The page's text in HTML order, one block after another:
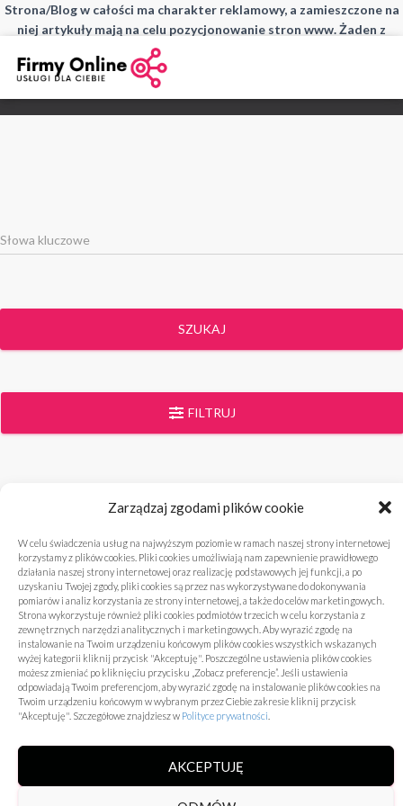
Zarządzaj zgodami plików cookie
W celu świadczenia usług na najwyższym poziomie w ramach naszej strony internetowej
korzystamy z plików cookies. Pliki cookies umożliwiają nam zapewnienie prawidłowego
działania naszej strony internetowej oraz realizację podstawowych jej funkcji, a po
uzyskaniu Twojej zgody, pliki cookies są przez nas wykorzystywane do dokonywania
pomiarów i analiz korzystania ze strony internetowej, a także do celów marketingowych.
Strona wykorzystuje również pliki cookies podmiotów trzecich w celu korzystania z
zewnętrznych narzędzi analitycznych i marketingowych. Aby wyrazić zgodę na
instalowanie na Twoim urządzeniu końcowym plików cookies wszystkich wskazanych
wyżej kategorii kliknij przycisk "Akceptuję". Poszczególne ustawienia plików cookies
możesz zmieniać po kliknięciu przycisku „Zobacz preferencje”. Jeśli ustawienia
odpowiadają Twoim preferencjom, aby wyrazić zgodę na instalowanie plików cookies na
Twoim urządzeniu końcowym w wybranym przez Ciebie zakresie kliknij przycisk
"Akceptuję". Szczegółowe znajdziesz w Polityce prywatności
AKCEPTUJĘ
Strona/Blog w całości ma charakter reklamowy, a zamieszczone na
niej artykuły mają na celu pozycjonowanie stron www. Żaden z
wpisów nie pochodzi od użytkowników, a wszystkie zostały
SZUKAJ
FILTRUJ
Ekologia
Niczego nie znaleziono
Brak wyników wyszukiwania. Spróbuj ponownie, używając innych
słów kluczowych.